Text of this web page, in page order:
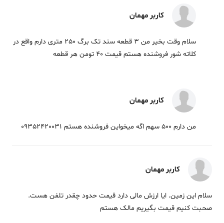
کاربر مهمان
سلام وقت بخیر من 3 قطعه سند تک برگ 250 متری دارم واقع در
کلاته شور فروشنده هستم قیمت 40 تومن هر قطعه
کاربر مهمان
من دارم 500 سهم اگه میخواین فروشنده هستم 09352420031
کاربر مهمان
سلام این زمین. ایا ارزش مالی دارد قیمت حدود چقدر تلفن هست.
صحبت کنیم قیمت بگیریم مالک هستم